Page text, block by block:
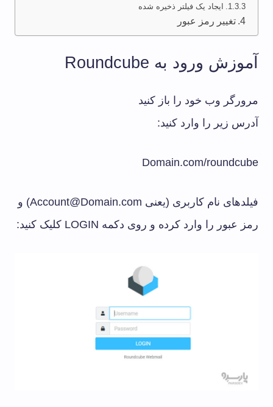
ایجاد یک فیلتر ذخیره شده
تغییر رمز عبور
آموزش ورود به Roundcube
مرورگر وب خود را باز کنید
آدرس زیر را وارد کنید:
Domain.com/roundcube
فیلدهای نام کاربری (یعنی Account@Domain.com) و
رمز عبور را وارد کرده و روی دکمه LOGIN کلیک کنید: